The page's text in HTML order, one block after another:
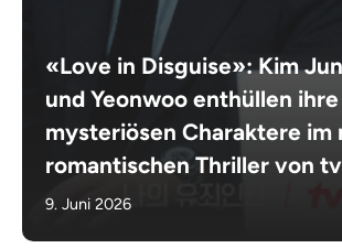
«Love in Disguise»: Kim
und Yeonwoo enthüllen ihre
mysteriösen Charaktere im
romantischen Thriller von
9. Juni 2026